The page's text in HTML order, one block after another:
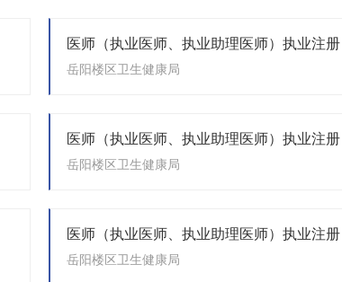
岳阳楼区卫生健康局
岳阳楼区卫生健康局
岳阳楼区卫生健康局